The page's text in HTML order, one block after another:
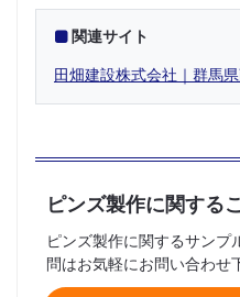
関連サイト
田畑建設株式会社｜群馬
ピンズ製作に関する
ピンズ製作に関するサンプ
問はお気軽にお問い合わせ